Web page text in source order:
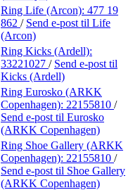
Ring Life (Arcon): 477 19
862 / Send e-post til Life
(Arcon)
Ring Kicks (Ardell):
33221027 / Send e-post til
Kicks (Ardell)
Ring Eurosko (ARKK
Copenhagen): 22155810 /
Send e-post til Eurosko
(ARKK Copenhagen)
Ring Shoe Gallery (ARKK
Copenhagen): 22155810 /
Send e-post til Shoe Gallery
(ARKK Copenhagen)